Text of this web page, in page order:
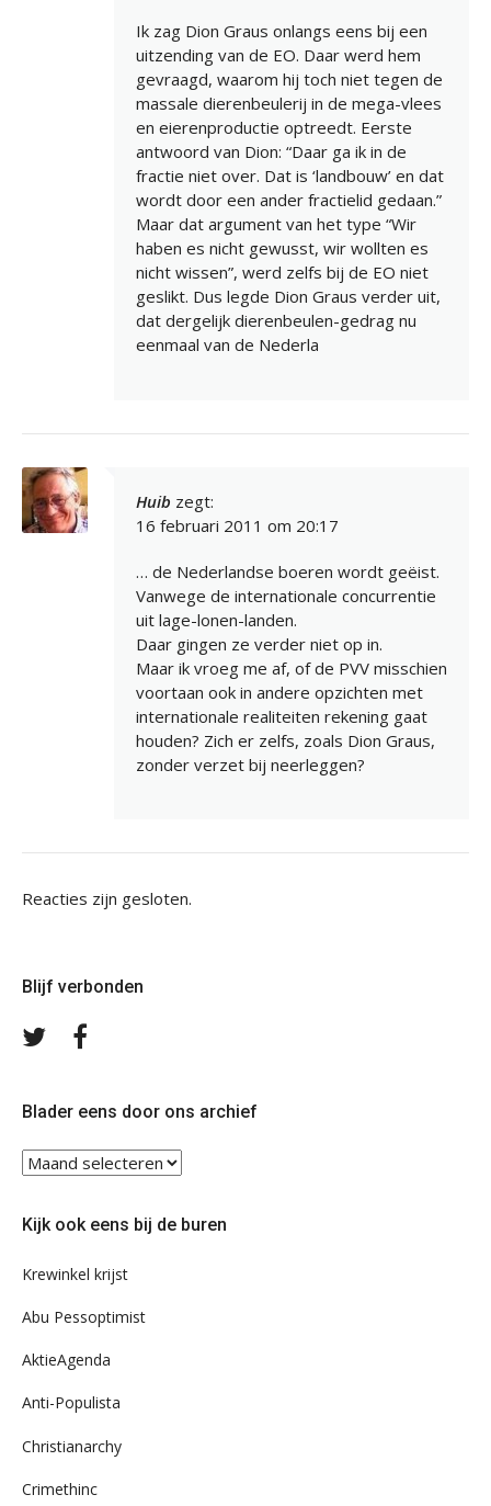
Ik zag Dion Graus onlangs eens bij een
uitzending van de EO. Daar werd hem
gevraagd, waarom hij toch niet tegen de
massale dierenbeulerij in de mega-vlees
en eierenproductie optreedt. Eerste
antwoord van Dion: “Daar ga ik in de
fractie niet over. Dat is ‘landbouw’ en dat
wordt door een ander fractielid gedaan.”
Maar dat argument van het type “Wir
haben es nicht gewusst, wir wollten es
nicht wissen”, werd zelfs bij de EO niet
geslikt. Dus legde Dion Graus verder uit,
dat dergelijk dierenbeulen-gedrag nu
eenmaal van de Nederla
Huib zegt:
16 februari 2011 om 20:17
… de Nederlandse boeren wordt geëist.
Vanwege de internationale concurrentie
uit lage-lonen-landen.
Daar gingen ze verder niet op in.
Maar ik vroeg me af, of de PVV misschien
voortaan ook in andere opzichten met
internationale realiteiten rekening gaat
houden? Zich er zelfs, zoals Dion Graus,
zonder verzet bij neerleggen?
Reacties zijn gesloten.
Blijf verbonden
Volg
Blader eens door ons archief
Blader
eens
ons
Kijk ook eens bij de buren
Krewinkel krijst
Abu Pessoptimist
AktieAgenda
Anti-Populista
Christianarchy
Crimethinc